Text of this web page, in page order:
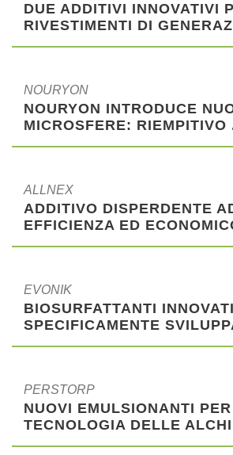
DUE ADDITIVI INNOVATIVI
RIVESTIMENTI DI
NOURYON
NOURYON INTRODUCE
MICROSFERE: RIEMPITIVO
ALLNEX
ADDITIVO DISPERDENTE
EFFICIENZA ED
EVONIK
BIOSURFATTANTI
SPECIFICAMENTE
PERSTORP
NUOVI EMULSIONANTI
TECNOLOGIA DELLE